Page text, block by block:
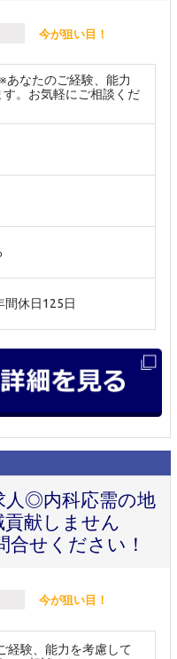
今が狙い目！
あなたのご経験、能力
。お気軽にご相談くだ
間休日125日
人◎内科応需の地
献しません
せください！
今が狙い目！
経験、能力を考慮して